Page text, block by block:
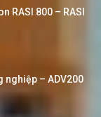
RASI 800 – RASI
nghiệp – ADV200